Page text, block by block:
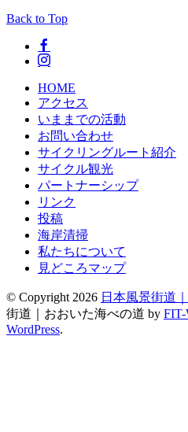
Back to Top
HOME
アクセス
いままでの活動
お問い合わせ
サイクリングルート紹介
サイクル観光
パートナーシップ
リンク
投稿
海岸清掃
私たちについて
見どころマップ
© Copyright 2026 日本風景街道
街道｜おおいた海べの道 by FIT-
WordPress.